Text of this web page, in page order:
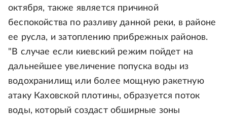
октября, также является причиной
беспокойства по разливу данной реки, в районе
ее русла, и затоплению прибрежных районов.
"В случае если киевский режим пойдет на
дальнейшее увеличение попуска воды из
водохранилищ или более мощную ракетную
атаку Каховской плотины, образуется поток
воды, который создаст обширные зоны